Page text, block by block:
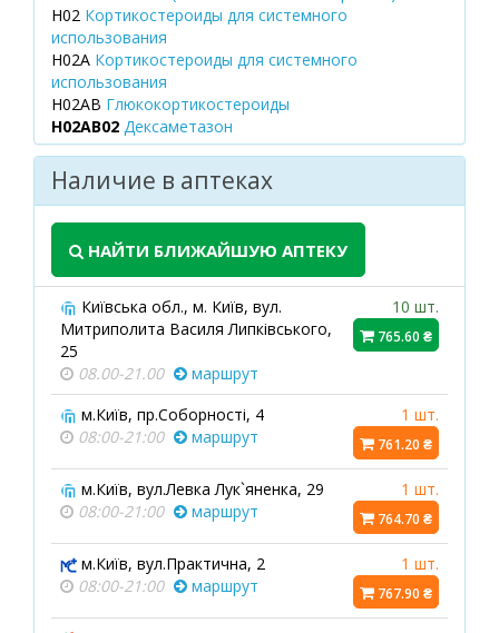
H02 Кортикостероиды для системного
использования
H02A Кортикостероиды для системного
использования
H02AB Глюкокортикостероиды
H02AB02 Дексаметазон
Наличие в аптеках
НАЙТИ БЛИЖАЙШУЮ АПТЕКУ
Київська обл., м. Київ, вул.
Митриполита Василя Липківського,
25
08.00-21.00
маршрут
10 шт.
765.60 ₴
м.Київ, пр.Соборності, 4
08:00-21:00
маршрут
1 шт.
761.20 ₴
м.Київ, вул.Левка Лук`яненка, 29
08:00-21:00
маршрут
1 шт.
764.70 ₴
м.Київ, вул.Практична, 2
08:00-21:00
маршрут
1 шт.
767.90 ₴